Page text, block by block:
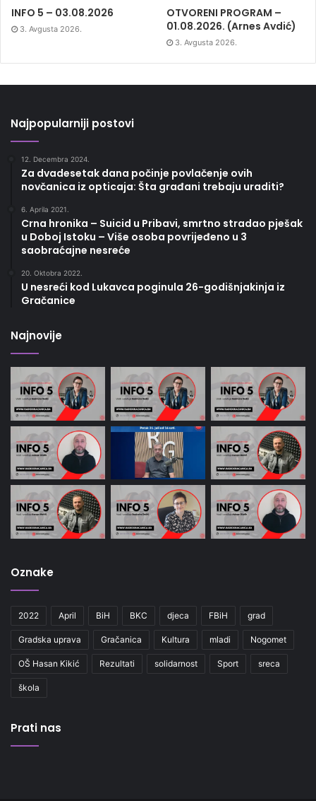
INFO 5 – 03.08.2026
3. Avgusta 2026.
OTVORENI PROGRAM –
01.08.2026. (Arnes Avdić)
3. Avgusta 2026.
Najpopularniji postovi
12. Decembra 2024.
Za dvadesetak dana počinje povlačenje ovih
novčanica iz opticaja: Šta građani trebaju uraditi?
6. Aprila 2021.
Crna hronika – Suicid u Pribavi, smrtno stradao pješak
u Doboj Istoku – Više osoba povrijeđeno u 3
saobraćajne nesreće
20. Oktobra 2022.
U nesreći kod Lukavca poginula 26-godišnjakinja iz
Gračanice
Najnovije
Oznake
2022 April BiH BKC djeca FBiH grad
Gradska uprava Gračanica Kultura mladi Nogomet
OŠ Hasan Kikić Rezultati solidarnost Sport sreca
škola
Prati nas